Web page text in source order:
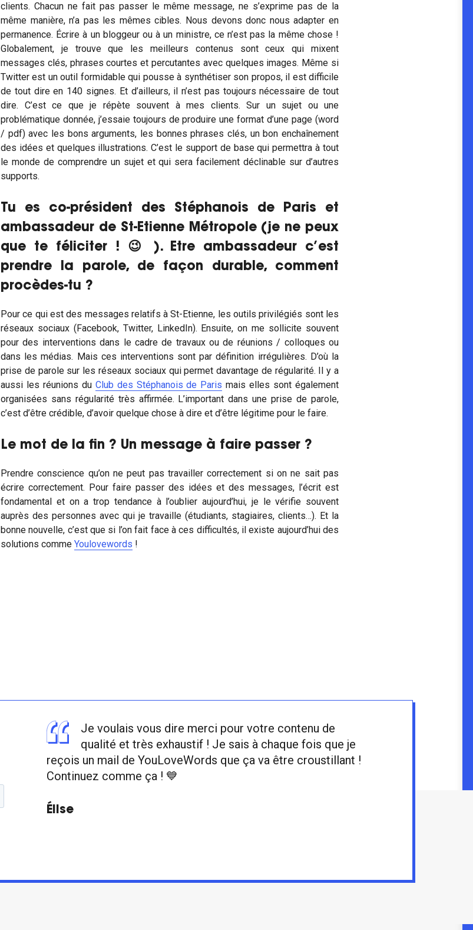
clients. Chacun ne fait pas passer le même message, ne s’exprime pas de la
même manière, n’a pas les mêmes cibles. Nous devons donc nous adapter en
permanence. Écrire à un bloggeur ou à un ministre, ce n’est pas la même chose !
Globalement, je trouve que les meilleurs contenus sont ceux qui mixent
messages clés, phrases courtes et percutantes avec quelques images. Même si
Twitter est un outil formidable qui pousse à synthétiser son propos, il est difficile
de tout dire en 140 signes. Et d’ailleurs, il n’est pas toujours nécessaire de tout
dire. C’est ce que je répète souvent à mes clients. Sur un sujet ou une
problématique donnée, j’essaie toujours de produire une format d’une page (word
/ pdf) avec les bons arguments, les bonnes phrases clés, un bon enchaînement
des idées et quelques illustrations. C’est le support de base qui permettra à tout
le monde de comprendre un sujet et qui sera facilement déclinable sur d’autres
supports.
Tu es co-président des Stéphanois de Paris et
ambassadeur de St-Etienne Métropole (je ne peux
que te féliciter ! 😉 ). Etre ambassadeur c’est
prendre la parole, de façon durable, comment
procèdes-tu ?
Pour ce qui est des messages relatifs à St-Etienne, les outils privilégiés sont les
réseaux sociaux (Facebook, Twitter, LinkedIn). Ensuite, on me sollicite souvent
pour des interventions dans le cadre de travaux ou de réunions / colloques ou
dans les médias. Mais ces interventions sont par définition irrégulières. D’où la
prise de parole sur les réseaux sociaux qui permet davantage de régularité. Il y a
aussi les réunions du Club des Stéphanois de Paris mais elles sont également
organisées sans régularité très affirmée. L’important dans une prise de parole,
c’est d’être crédible, d’avoir quelque chose à dire et d’être légitime pour le faire.
Le mot de la fin ? Un message à faire passer ?
Prendre conscience qu’on ne peut pas travailler correctement si on ne sait pas
écrire correctement. Pour faire passer des idées et des messages, l’écrit est
fondamental et on a trop tendance à l’oublier aujourd’hui, je le vérifie souvent
auprès des personnes avec qui je travaille (étudiants, stagiaires, clients…). Et la
bonne nouvelle, c’est que si l’on fait face à ces difficultés, il existe aujourd’hui des
solutions comme Youlovewords !
Je voulais vous dire merci pour votre contenu de
qualité et très exhaustif ! Je sais à chaque fois que je
reçois un mail de YouLoveWords que ça va être croustillant !
Continuez comme ça ! 💙
Élise